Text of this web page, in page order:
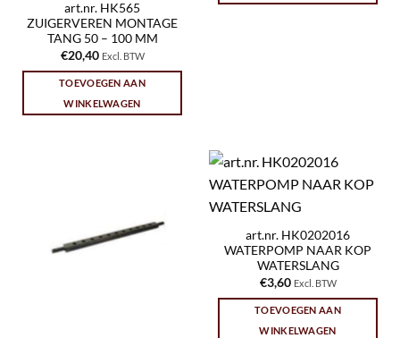
art.nr. HK565
ZUIGERVEREN MONTAGE
TANG 50 – 100 MM
€20,40 Excl. BTW
TOEVOEGEN AAN
WINKELWAGEN
art.nr. HK0202016
WATERPOMP NAAR KOP
WATERSLANG
€3,60 Excl. BTW
TOEVOEGEN AAN
WINKELWAGEN